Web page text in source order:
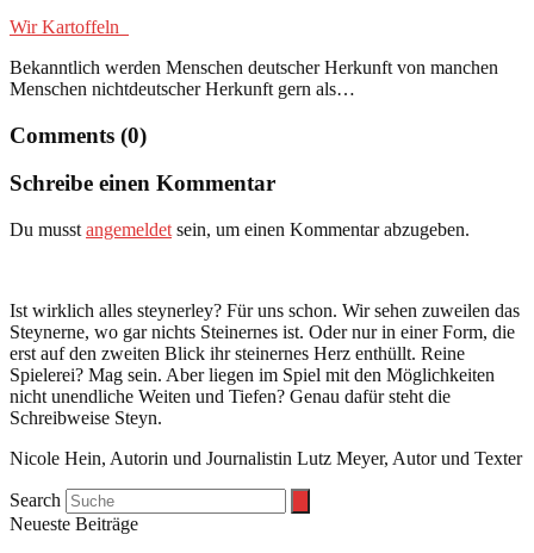
Wir Kartoffeln
Bekanntlich werden Menschen deutscher Herkunft von manchen
Menschen nichtdeutscher Herkunft gern als…
Comments (0)
Schreibe einen Kommentar
Du musst angemeldet sein, um einen Kommentar abzugeben.
Ist wirklich alles steynerley? Für uns schon. Wir sehen zuweilen das
Steynerne, wo gar nichts Steinernes ist. Oder nur in einer Form, die
erst auf den zweiten Blick ihr steinernes Herz enthüllt. Reine
Spielerei? Mag sein. Aber liegen im Spiel mit den Möglichkeiten
nicht unendliche Weiten und Tiefen? Genau dafür steht die
Schreibweise Steyn.
Nicole Hein, Autorin und Journalistin Lutz Meyer, Autor und Texter
Search
Neueste Beiträge